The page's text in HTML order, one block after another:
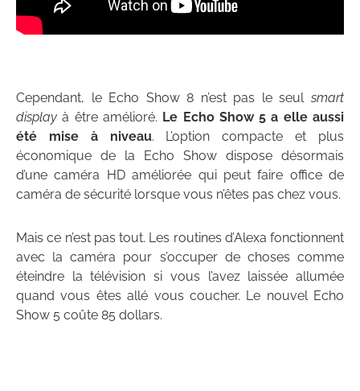
Cependant, le Echo Show 8 n’est pas le seul smart
display à être amélioré. Le Echo Show 5 a elle aussi
été mise à niveau. L’option compacte et plus
économique de la Echo Show dispose désormais
d’une caméra HD améliorée qui peut faire office de
caméra de sécurité lorsque vous n’êtes pas chez vous.
Mais ce n’est pas tout. Les routines d’Alexa fonctionnent
avec la caméra pour s’occuper de choses comme
éteindre la télévision si vous l’avez laissée allumée
quand vous êtes allé vous coucher. Le nouvel Echo
Show 5 coûte 85 dollars.